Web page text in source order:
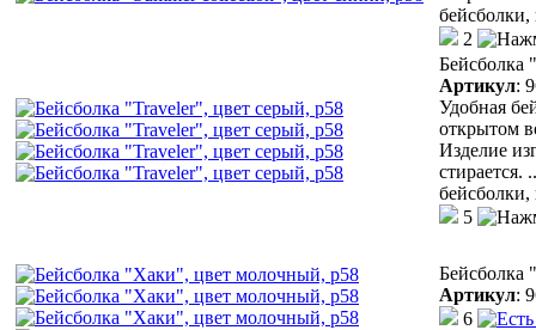
2
Бейсболка
Артикул:
Удобная
открытом
Изделие
стирается.
5
Бейсболка
Артикул:
6